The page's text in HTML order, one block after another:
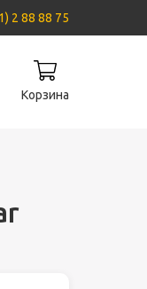
2 88 88 75
Корзина